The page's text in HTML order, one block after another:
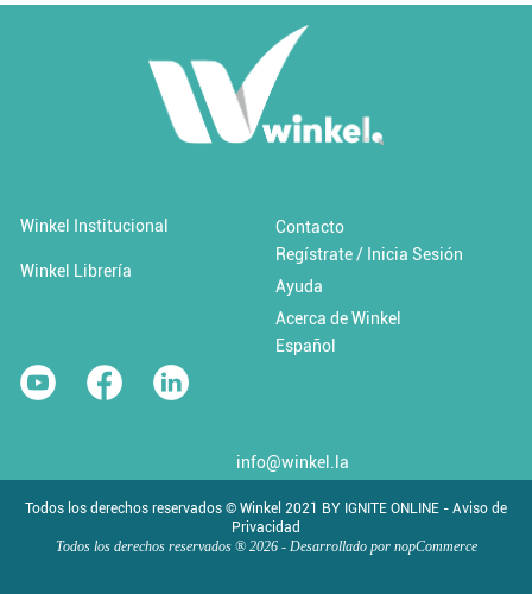
Cambio climático y desastres
$0.00 USD / Libre
info@winkel.la
Winkel Institucional
Winkel Librería
Contacto
Regístrate / Inicia Sesión
Ayuda
Acerca de Winkel
Español
Todos los derechos reservados © Winkel 2021 BY IGNITE ONLINE - Aviso de
Privacidad
Todos los derechos reservados ® 2026 - Desarrollado por nopCommerce